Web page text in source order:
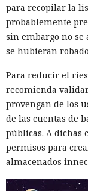
para recopilar la
probablemente
sin embargo no
se hubieran
Para reducir el
recomienda
provengan de los
de las cuentas de
públicas. A dichas
permisos para
almacenados